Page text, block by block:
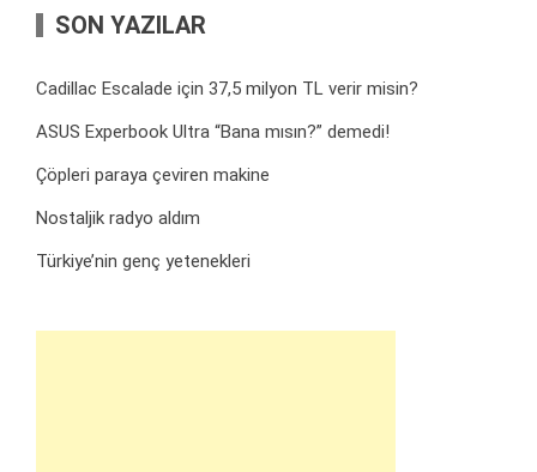
SON YAZILAR
Cadillac Escalade için 37,5 milyon TL verir misin?
ASUS Experbook Ultra “Bana mısın?” demedi!
Çöpleri paraya çeviren makine
Nostaljik radyo aldım
Türkiye’nin genç yetenekleri